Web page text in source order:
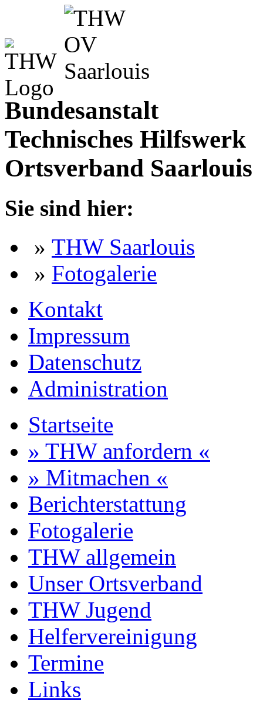
Bundesanstalt
Technisches Hilfswerk
Ortsverband Saarlouis
Sie sind hier:
» THW Saarlouis
» Fotogalerie
Kontakt
Impressum
Datenschutz
Administration
Startseite
» THW anfordern «
» Mitmachen «
Berichterstattung
Fotogalerie
THW allgemein
Unser Ortsverband
THW Jugend
Helfervereinigung
Termine
Links